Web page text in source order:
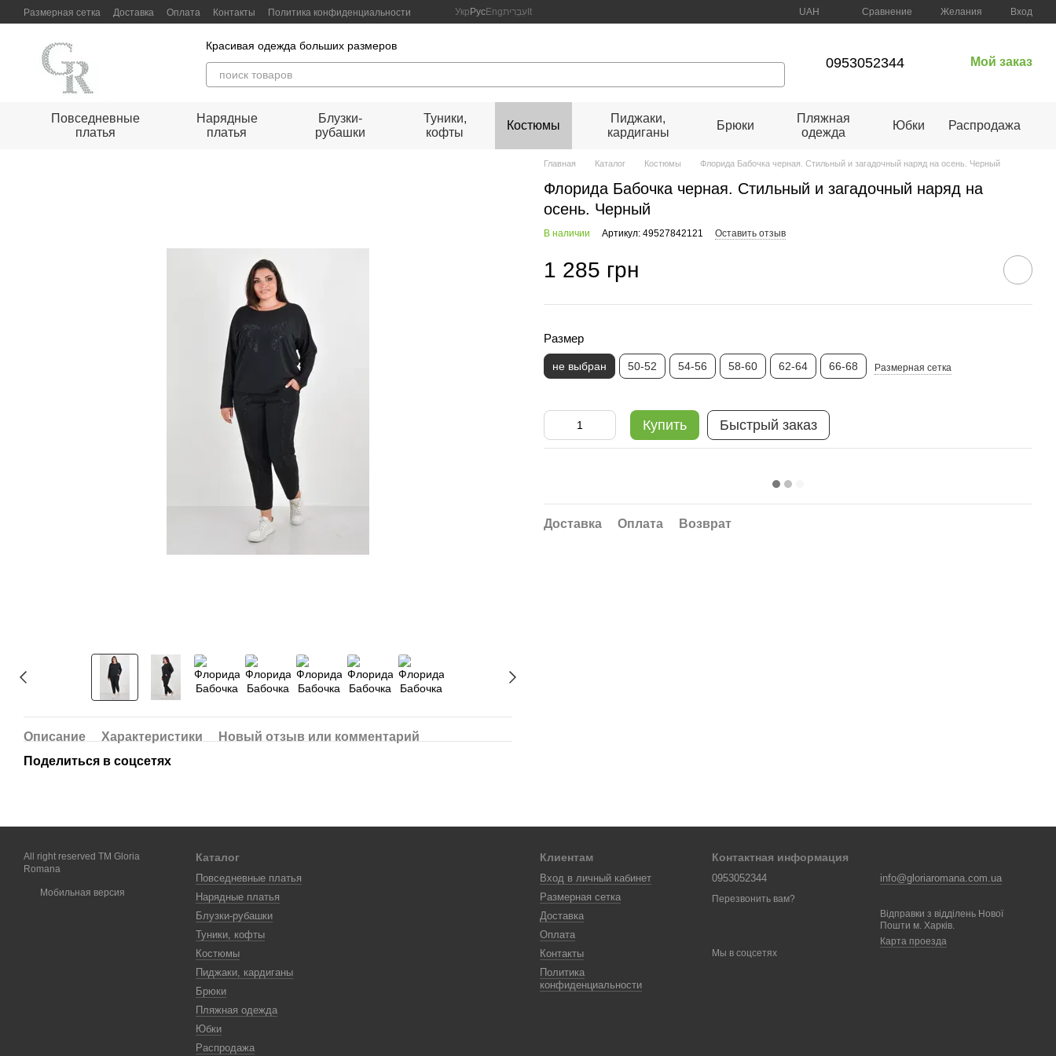
Перейти к основному контенту
Размерная сетка Доставка Оплата Контакты Политика конфиденциальности Укр РусEngעִבְרִית It UAH Сравнение Желания Вход
Красивая одежда больших размеров
0953052344 Мой заказ
Повседневные
платья
Нарядные
платья
Блузки-
рубашки
Туники,
кофты
Костюмы
Пиджаки,
кардиганы
Брюки
Пляжная
одежда
Юбки Распродажа
Описание Характеристики
Новый отзыв или комментарий
Поделиться в соцсетях
Главная Каталог Костюмы Флорида Бабочка черная. Стильный и загадочный наряд на осень. Черный
Флорида Бабочка черная. Стильный и загадочный наряд на
осень. Черный
В наличии Артикул: 49527842121 Оставить отзыв
1 285 грн
Размер
не выбран 50-52 54-56 58-60 62-64 66-68 Размерная сетка
Купить Быстрый заказ
Доставка Оплата Возврат
All right reserved TM Gloria
Romana
Мобильная версия
Каталог
Повседневные платья
Нарядные платья
Блузки-рубашки
Туники, кофты
Костюмы
Пиджаки, кардиганы
Брюки
Пляжная одежда
Юбки
Распродажа
Клиентам
Вход в личный кабинет
Размерная сетка
Доставка
Оплата
Контакты
Политика
конфиденциальности
Контактная информация
0953052344
Перезвонить вам?
info@gloriaromana.com.ua
Відправки з відділень Нової
Пошти м. Харків.
Карта проезда
Мы в соцсетях